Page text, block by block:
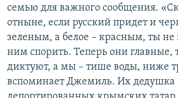
семью для важного сообщения.
отныне, если русский придет и
зеленым, а белое – красным, ты
ним спорить. Теперь они главные,
диктуют, а мы – тише воды, ниже
вспоминает Джемиль. Их дедушка